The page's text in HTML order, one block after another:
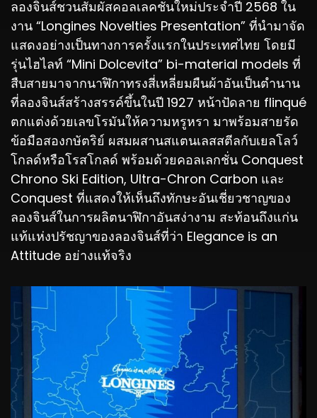
ลองจินส์ชวนสัมผัสคอลเลคชั่นใหม่ประจำปี 2568 ใน
งาน “Longines Novelties Presentation” ที่นำมาจัด
แสดงอย่างเป็นทางการครั้งแรกในประเทศไทย โดยมี
รุ่นไฮไลท์ “Mini Dolcevita” bi-material models ที่
สืบสายมาจากนาฬิกาทรงสี่เหลี่ยมผืนผ้าอันเป็นตำนาน
ที่ลองจินส์สร้างสรรค์ขึ้นในปี 1927 หน้าปัดลาย flinqué
ตกแต่งด้วยเลขโรมันให้ความหรูหรา มาพร้อมสายรัด
ข้อมือสองกษัตริย์ ผสมผสานสแตนเลสสตีลกับเยลโลว์
โกลด์หรือโรสโกลด์ พร้อมด้วยคอลเลกชั่น Conquest
Chrono Ski Edition, Ultra-Chron Carbon และ
Conquest ที่แสดงให้เห็นถึงทักษะอันเชี่ยวชาญของ
ลองจินส์ในการผลิตนาฬิกาอันสง่างาม สะท้อนถึงแก่น
แท้แห่งปรัชญาของลองจินส์ที่ว่า Elegance is an
Attitude อย่างแท้จริง